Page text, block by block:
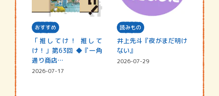
おすすめ
「推してけ！ 推して
け！」第63回 ◆『一角
通り商店…
2026-07-17
読みもの
井上先斗『夜がまだ明け
ない』
2026-07-29